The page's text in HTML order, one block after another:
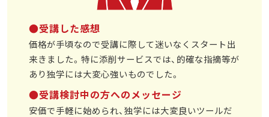
●受講した感想
価格が手頃なので受講に際して迷いなくスタート出
来きました。特に添削サービスでは、的確な指摘等が
あり独学には大変心強いものでした。
●受講検討中の方へのメッセージ
安価で手軽に始められ、独学には大変良いツールだ